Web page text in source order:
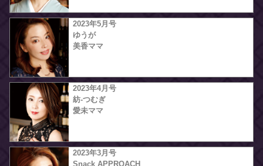
2023年5月号
ゆうが
美香ママ
2023年4月号
紡-つむぎ
愛未ママ
2023年3月号
Snack APPROACH